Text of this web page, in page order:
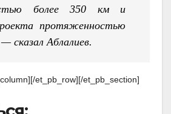
более 350 км и
протяженностью
сказал Аблалиев.
et_pb_row][/et_pb_section]